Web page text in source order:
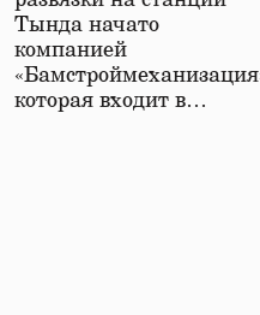
Тында начато
компанией
которая входит в…